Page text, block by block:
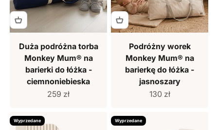
Duża podróżna torba
Monkey Mum® na
barierki do łóżka -
ciemnoniebieska
Cena sprzedaży
259 zł
Podróżny worek
Monkey Mum® na
barierkę do łóżka -
jasnoszary
Cena sprzedaży
130 zł
Wyprzedane Wyprzedane